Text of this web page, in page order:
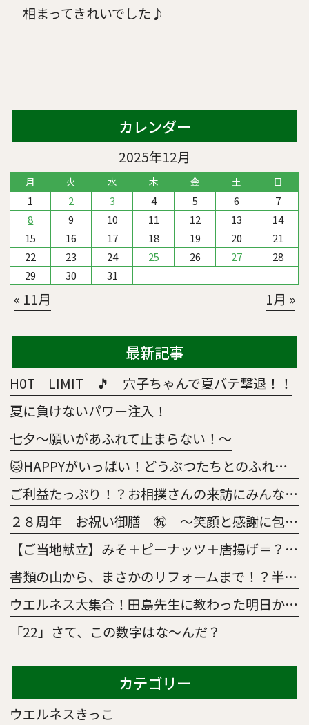
相まってきれいでした♪
カレンダー
2025年12月
月 火 水 木 金 土 日
1 2 3 4 5 6
7
8
9 10 11 12 13
14
15
16 17 18 19 20
21
22
23 24 25 26 27
28
29
30 31
« 11月 1月 »
最新記事
H0T LIMIT 🎵 穴子ちゃんで夏バテ撃退！！
夏に負けないパワー注入！
七夕～願いがあふれて止まらない！～
🐱HAPPYがいっぱい！どうぶつたちとのふれあい大作戦🐶
ご利益たっぷり！？お相撲さんの来訪にみんな大興奮😀
２８周年 お祝い御膳 ㊗ ～笑顔と感謝に包まれた特別な一日～
【ご当地献立】みそ＋ピーナッツ＋唐揚げ＝？正解はあの「意外な県」の絶品メニュー！
書類の山から、まさかのリフォームまで！？半年間の「5S活動survival」
ウエルネス大集合！田島先生に教わった明日から使えるレクの魔法🧹～TAJI.magic～
「22」さて、この数字はな～んだ？
カテゴリー
ウエルネスきっこ